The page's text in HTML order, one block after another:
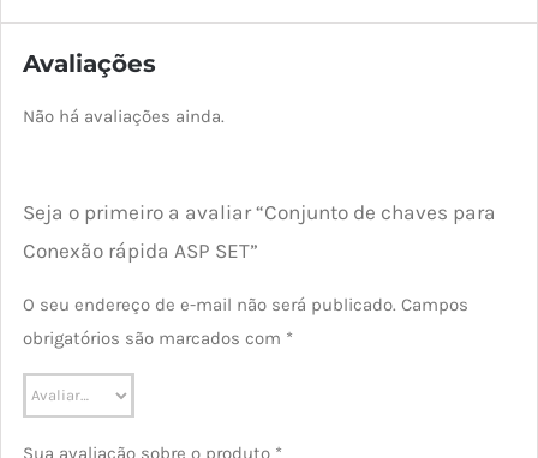
Avaliações
Não há avaliações ainda.
Seja o primeiro a avaliar “Conjunto de chaves para
Conexão rápida ASP SET”
O seu endereço de e-mail não será publicado. Campos
obrigatórios são marcados com *
Sua avaliação sobre o produto *